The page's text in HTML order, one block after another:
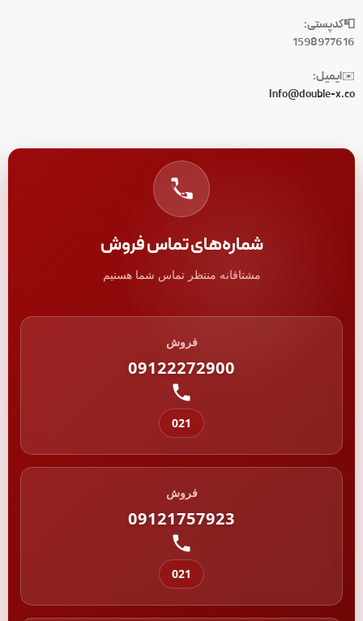
📮کدپستی:
1598977616
✉️ایمیل:
Info@double-x.co
شماره‌های تماس فروش
مشتاقانه منتظر تماس شما هستیم
فروش
09122272900
021
فروش
09121757923
021